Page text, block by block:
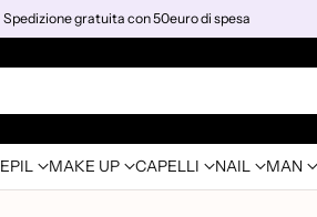
Spedizione gratuita con 50euro di spesa
EPIL MAKE UP CAPELLI NAIL MAN